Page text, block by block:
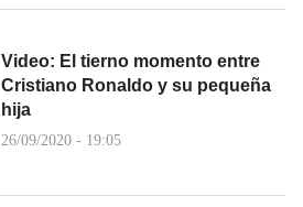
Video: El tierno momento entre
Cristiano Ronaldo y su pequeña
hija
26/09/2020 - 19:05